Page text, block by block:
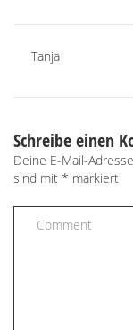
Tanja
Schreibe einen
Deine E-Mail-
sind mit * markiert